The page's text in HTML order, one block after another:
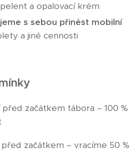
a opalovací krém
s sebou přinést mobilní
a jiné cennosti
začátkem tábora – 100 %
před začátkem – vracíme 50 %